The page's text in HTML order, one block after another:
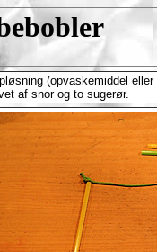
(opvaskemiddel
af snor og to sugerør.